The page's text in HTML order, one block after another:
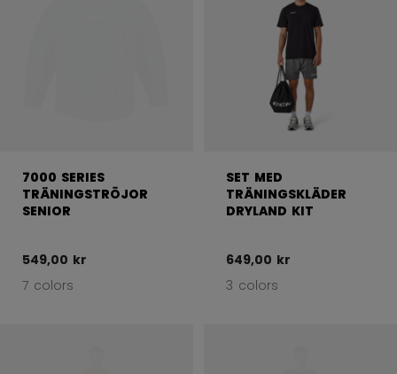
7000 SERIES
TRÄNINGSTRÖJOR
SENIOR
549,00 kr
7 colors
SET MED
TRÄNINGSKLÄDER
DRYLAND KIT
649,00 kr
3 colors